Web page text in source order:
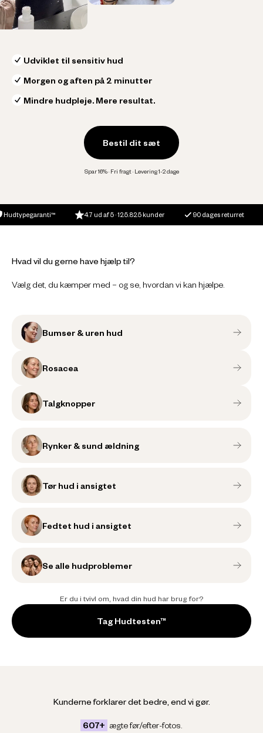
Udviklet til sensitiv hud
Morgen og aften på 2 minutter
Mindre hudpleje. Mere resultat.
Bestil dit sæt
Spar 16% · Fri fragt · Levering 1-2 dage
4.7 ud af 5 · 125.825 kunder 90 dages returret
Hvad vil du gerne have hjælp til?
Vælg det, du kæmper med – og se, hvordan vi kan hjælpe.
Bumser & uren hud
Rosacea
Talgknopper
Rynker & sund ældning
Tør hud i ansigtet
Fedtet hud i ansigtet
Se alle hudproblemer
Er du i tvivl om, hvad din hud har brug for?
Tag Hudtesten™
Kunderne forklarer det bedre, end vi gør.
607+ ægte før/efter-fotos.